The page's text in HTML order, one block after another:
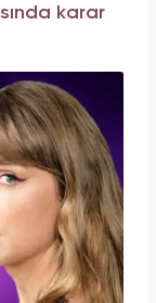
karar